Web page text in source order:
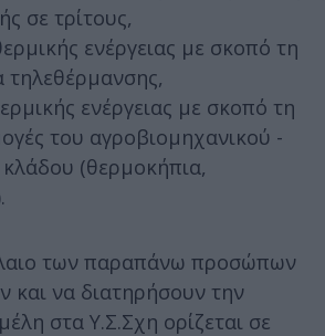
σε τρίτους,
ενέργειας με σκοπό τη
τηλεθέρμανσης,
ενέργειας με σκοπό τη
του αγροβιομηχανικού -
(θερμοκήπια,
των παραπάνω προσώπων
και να διατηρήσουν την
στα Υ.Σ.Σχη ορίζεται σε